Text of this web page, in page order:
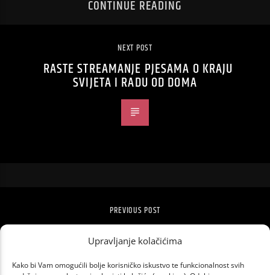
Upravljanje kolačićima
Kako bi Vam omogućili bolje korisničko iskustvo te funkcionalnost svih
CONTINUE READING
NEXT POST
RASTE STREAMANJE PJESAMA O KRAJU
SVIJETA I RADU OD DOMA
PREVIOUS POST
HARRY STYLES, DUA LIPA I CAMILA
CABELLO ODGODILI EUROPSKE TURNEJE